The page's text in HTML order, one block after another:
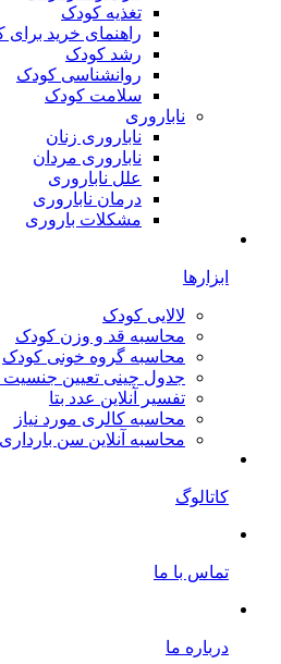
تغذیه کودک
راهنمای خرید برای
رشد کودک
روانشناسی کودک
سلامت کودک
ناباروری
ناباروری زنان
ناباروری مردان
علل ناباروری
درمان ناباروری
مشکلات باروری
ابزارها
لالایی کودک
محاسبه قد و وزن کودک
محاسبه گروه خونی کودک
جدول چینی تعیین جنسیت
تفسیر آنلاین عدد بتا
محاسبه کالری مورد نیاز
محاسبه آنلاین سن بارداری
کاتالوگ
تماس با ما
درباره ما